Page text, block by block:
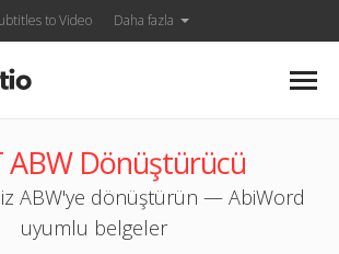
to Video Daha fazla
ABW Dönüştürücü
ABW'ye dönüştürün — AbiWord
uyumlu belgeler